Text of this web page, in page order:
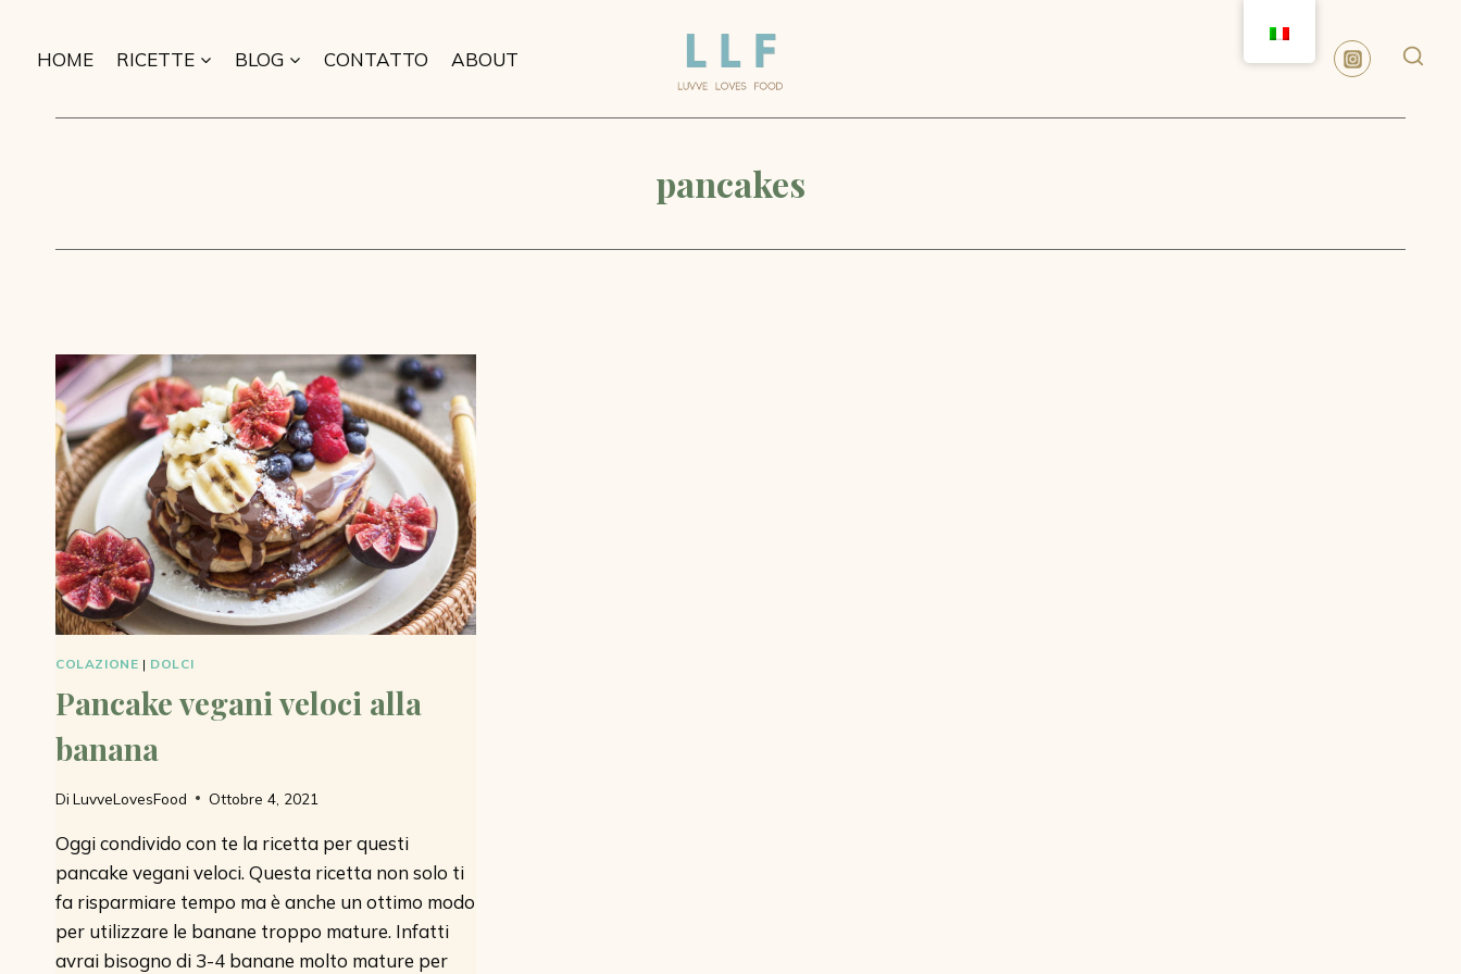
contenuto
HOME RICETTE BLOG CONTATTO ABOUT
pancakes
COLAZIONE | DOLCI
Pancake vegani veloci alla
banana
Di LuvveLovesFood Ottobre 4, 2021
Oggi condivido con te la ricetta per questi
pancake vegani veloci. Questa ricetta non solo ti
fa risparmiare tempo ma è anche un ottimo modo
per utilizzare le banane troppo mature. Infatti
avrai bisogno di 3-4 banane molto mature per